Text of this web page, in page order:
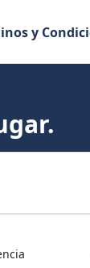
y